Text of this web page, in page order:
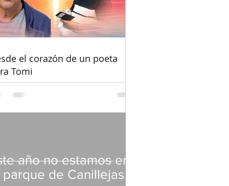
para Tomi
año no estamos en
parque de Canillejas
de Bendición
2020
1 min de lectura
el corazón de un poeta
Tomi